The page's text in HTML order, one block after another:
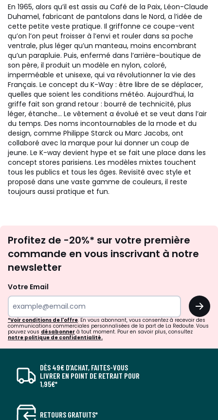
En 1965, alors qu’il est assis au Café de la Paix, Léon-Claude
Duhamel, fabricant de pantalons dans le Nord, a l’idée de
cette petite veste pratique. Il griffonne ce coupe-vent
qu’on l’on peut froisser à l’envi et rouler dans sa poche
ventrale, plus léger qu’un manteau, moins encombrant
qu’un parapluie. Puis, enfermé dans l’arrière-boutique de
son père, il produit un modèle en nylon, coloré,
imperméable et unisexe, qui va révolutionner la vie des
Français. Le concept du K-Way : être libre de se déplacer,
quelles que soient les conditions météo. Aujourd’hui, la
griffe fait son grand retour : bourré de technicité, plus
léger, étanche… Le vêtement a évolué et se veut dans l’air
du temps. Des noms incontournables de la mode et du
design, comme Philippe Starck ou Marc Jacobs, ont
collaboré avec la marque pour lui donner un coup de
jeune. Le K-way devient hype et se fait une place dans les
concept stores parisiens. Les modèles mixtes touchent
tous les publics et tous les âges. Revisité avec style et
proposé dans une vaste gamme de couleurs, il reste
toujours aussi pratique et fun.
newsletter
Profitez de -20%* sur votre première
commande en vous inscrivant à notre
newsletter
Votre Email
OK
*Voir conditions de l'offre. En vous abonnant, vous consentez à recevoir des
communications commerciales personnalisées de la part de La Redoute. Vous
pouvez vous désabonner à tout moment. Pour en savoir plus, consultez
notre politique de confidentialité.
DÈS 49€ D’ACHAT, FAITES-VOUS
LIVRER EN POINT DE RETRAIT POUR
1,95€*
RETOURS GRATUITS*